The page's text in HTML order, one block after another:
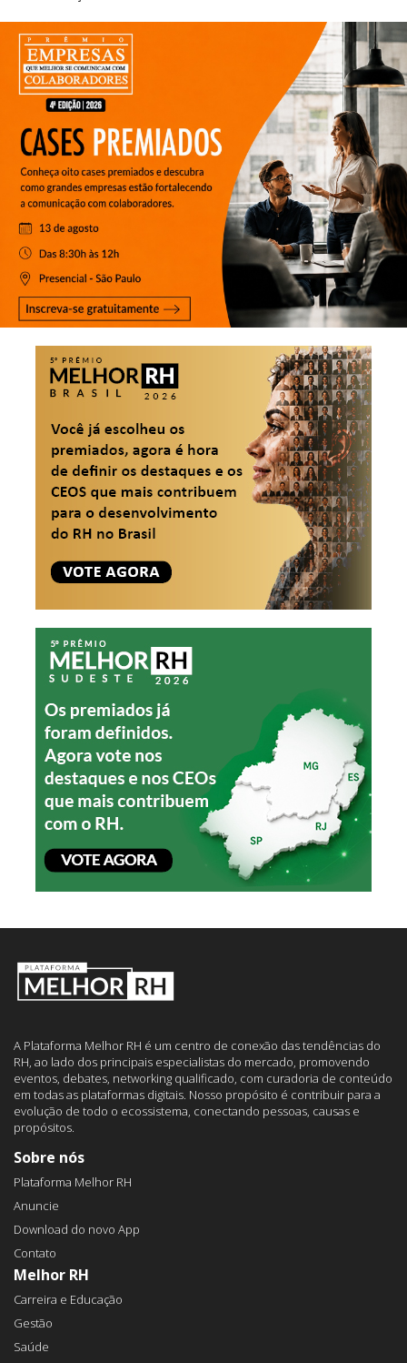
A Plataforma Melhor RH é um centro de conexão das tendências do
RH, ao lado dos principais especialistas do mercado, promovendo
eventos, debates, networking qualificado, com curadoria de conteúdo
em todas as plataformas digitais. Nosso propósito é contribuir para a
evolução de todo o ecossistema, conectando pessoas, causas e
propósitos.
Sobre nós
Plataforma Melhor RH
Anuncie
Download do novo App
Contato
Melhor RH
Carreira e Educação
Gestão
Saúde